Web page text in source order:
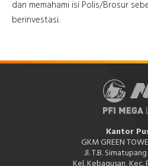
dan memahami isi Polis/Brosur
berinvestasi.
Kantor
GKM GREEN
Jl. T.B.